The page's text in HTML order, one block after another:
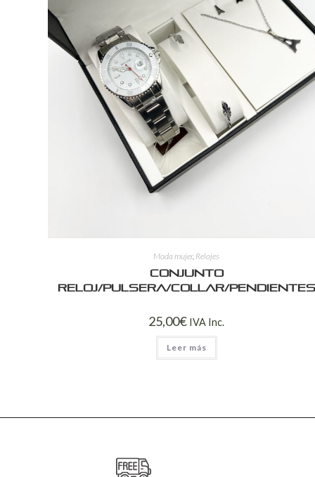
Moda mujer, Relojes
Conjunto
reloj/pulsera/collar/pendientes
25,00€ IVA Inc.
Leer más